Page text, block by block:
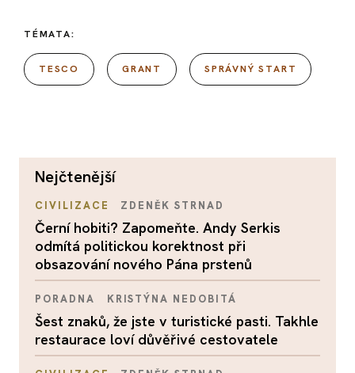
TÉMATA:
TESCO GRANT SPRÁVNÝ START
nejčtenější
CIVILIZACE ZDENĚK STRNAD
Černí hobiti? Zapomeňte. Andy Serkis
odmítá politickou korektnost při
obsazování nového Pána prstenů
PORADNA KRISTÝNA NEDOBITÁ
Šest znaků, že jste v turistické pasti. Takhle
restaurace loví důvěřivé cestovatele